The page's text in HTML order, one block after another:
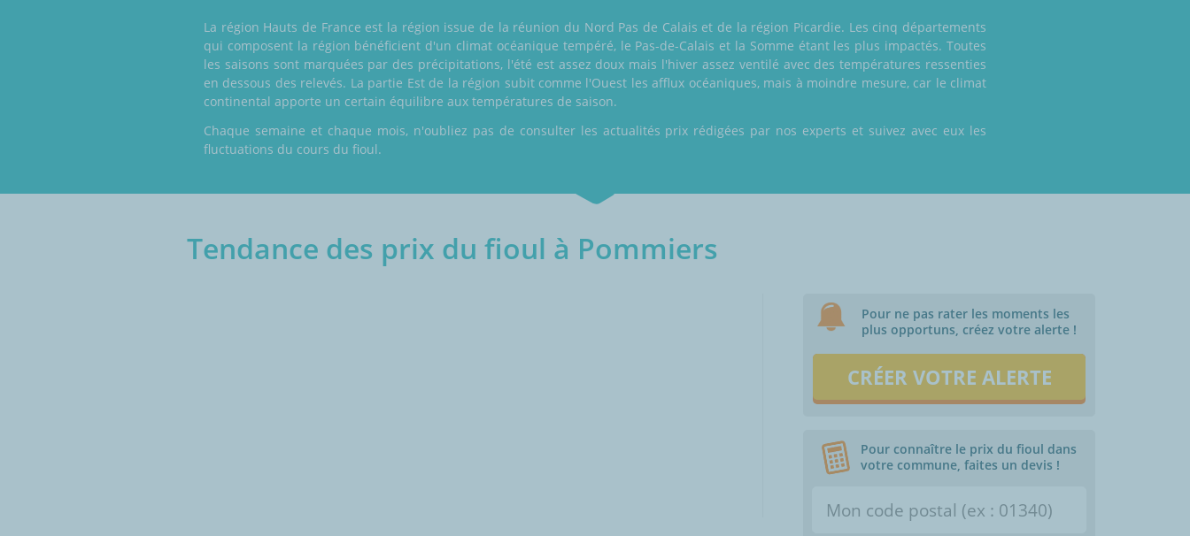
La région Hauts de France est la région issue de la réunion du Nord Pas de Calais et de la région Picardie. Les cinq départements
qui composent la région bénéficient d'un climat océanique tempéré, le Pas-de-Calais et la Somme étant les plus impactés. Toutes
les saisons sont marquées par des précipitations, l'été est assez doux mais l'hiver assez ventilé avec des températures ressenties
en dessous des relevés. La partie Est de la région subit comme l'Ouest les afflux océaniques, mais à moindre mesure, car le climat
continental apporte un certain équilibre aux températures de saison.
Chaque semaine et chaque mois, n'oubliez pas de consulter les actualités prix rédigées par nos experts et suivez avec eux les
fluctuations du cours du fioul.
Tendance des prix du fioul à Pommiers
Pour ne pas rater les moments les
plus opportuns, créez votre alerte !
CRÉER VOTRE ALERTE
Pour connaître le prix du fioul dans
votre commune, faites un devis !